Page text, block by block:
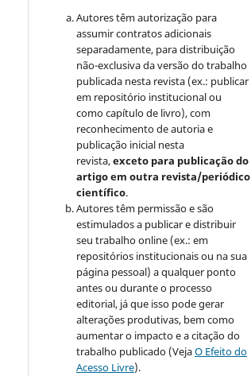
Autores têm autorização para
assumir contratos adicionais
separadamente, para distribuição
não-exclusiva da versão do trabalho
publicada nesta revista (ex.: publicar
em repositório institucional ou
como capítulo de livro), com
reconhecimento de autoria e
publicação inicial nesta
revista,exceto para publicação do
artigo em outra revista/periódico
científico.
Autores têm permissão e são
estimulados a publicar e distribuir
seu trabalho online (ex.: em
repositórios institucionais ou na sua
página pessoal) a qualquer ponto
antes ou durante o processo
editorial, já que isso pode gerar
alterações produtivas, bem como
aumentar o impacto e a citação do
trabalho publicado (VejaO Efeito do
Acesso Livre).